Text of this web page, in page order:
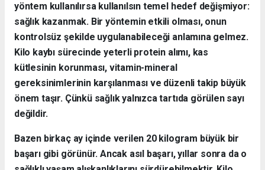
yöntem kullanılırsa kullanılsın temel hedef değişmiyor:
sağlık kazanmak. Bir yöntemin etkili olması, onun
kontrolsüz şekilde uygulanabileceği anlamına gelmez.
Kilo kaybı sürecinde yeterli protein alımı, kas
kütlesinin korunması, vitamin-mineral
gereksinimlerinin karşılanması ve düzenli takip büyük
önem taşır. Çünkü sağlık yalnızca tartıda görülen sayı
değildir.
Bazen birkaç ay içinde verilen 20 kilogram büyük bir
başarı gibi görünür. Ancak asıl başarı, yıllar sonra da o